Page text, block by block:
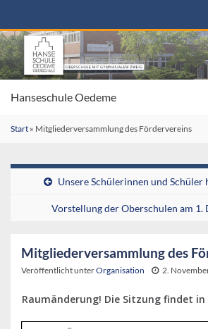
Search for:
Hanseschule Oedeme
Start » Mitgliederversammlung des Fördervereins
Unsere Schülerinnen und Schüler
Vorstellung der Oberschulen am 1.
Mitgliederversammlung des
Veröffentlicht unterOrganisation 2.
Raumänderung! Die Sitzung findet in